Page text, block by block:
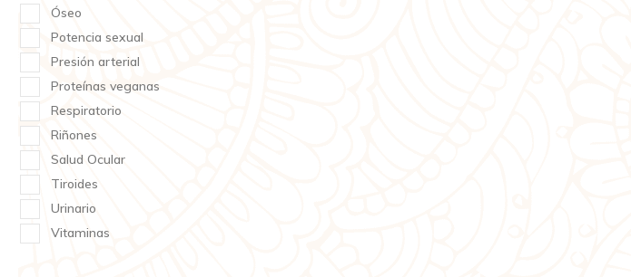
Óseo
Potencia sexual
Presión arterial
Proteínas veganas
Respiratorio
Riñones
Salud Ocular
Tiroides
Urinario
Vitaminas